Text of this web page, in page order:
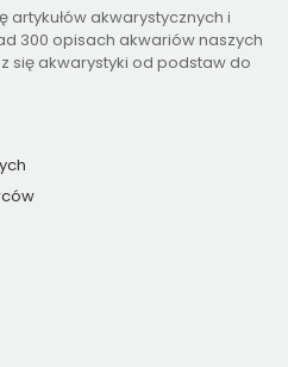
akwarystycznych i
300 opisach akwariów naszych
się akwarystyki od podstaw do